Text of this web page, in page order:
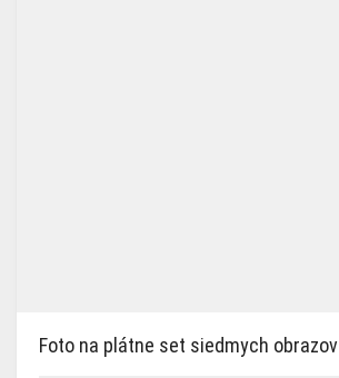
Foto na plátne set siedmych obrazov